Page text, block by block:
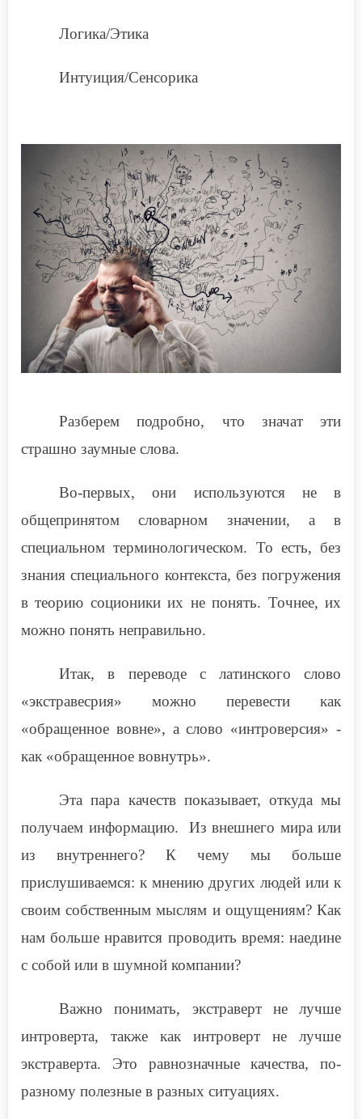
Логика/Этика
Интуиция/Сенсорика
Разберем подробно, что значат эти
страшно заумные слова.
Во-первых, они используются не в
общепринятом словарном значении, а в
специальном терминологическом. То есть, без
знания специального контекста, без погружения
в теорию соционики их не понять. Точнее, их
можно понять неправильно.
Итак, в переводе с латинского слово
«экстравесрия» можно перевести как
«обращенное вовне», а слово «интроверсия» -
как «обращенное вовнутрь».
Эта пара качеств показывает, откуда мы
получаем информацию. Из внешнего мира или
из внутреннего? К чему мы больше
прислушиваемся: к мнению других людей или к
своим собственным мыслям и ощущениям? Как
нам больше нравится проводить время: наедине
с собой или в шумной компании?
Важно понимать, экстраверт не лучше
интроверта, также как интроверт не лучше
экстраверта. Это равнозначные качества, по-
разному полезные в разных ситуациях.